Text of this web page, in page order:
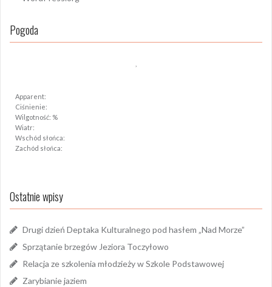
Pogoda
Apparent:
Ciśnienie:
Wilgotność: %
Wiatr:
Wschód słońca:
Zachód słońca:
Ostatnie wpisy
Drugi dzień Deptaka Kulturalnego pod hasłem „Nad Morze”
Sprzątanie brzegów Jeziora Toczyłowo
Relacja ze szkolenia młodzieży w Szkole Podstawowej
Zarybianie jaziem